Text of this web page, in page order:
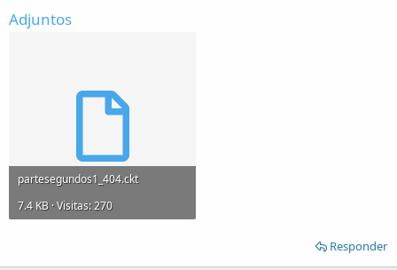
Adjuntos
partesegundos1_404.ckt
7.4 KB · Visitas: 270
Responder